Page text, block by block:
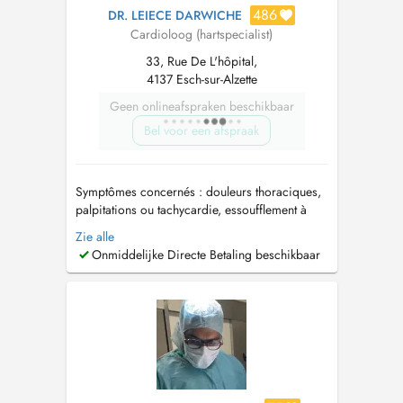
DR. LEIECE DARWICHE 486
Cardioloog (hartspecialist)
33, Rue De L'hôpital,
4137 Esch-sur-Alzette
Geen onlineafspraken beschikbaar
Bel voor een afspraak
Symptômes concernés : douleurs thoraciques,
palpitations ou tachycardie, essoufflement à
l'effort ou au repos, hypertension artérielle,
péricardite, insuffisance cardiaque, jambes
gonflées ou douloureuses. Examens pratiqués:
Echographie des carotides (troncs supra-ao...
Zie alle
Onmiddelijke Directe Betaling beschikbaar